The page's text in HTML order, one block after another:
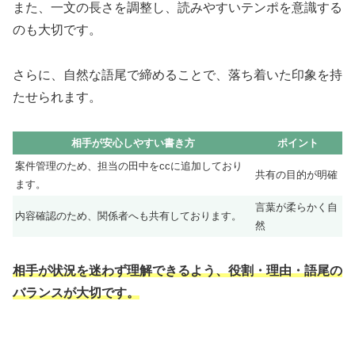
また、一文の長さを調整し、読みやすいテンポを意識する
のも大切です。
さらに、自然な語尾で締めることで、落ち着いた印象を持
たせられます。
相手が安心しやすい書き方
ポイント
案件管理のため、担当の田中をccに追加しており
ます。
共有の目的が明確
内容確認のため、関係者へも共有しております。
言葉が柔らかく自
然
相手が状況を迷わず理解できるよう、役割・理由・語尾の
バランスが大切です。